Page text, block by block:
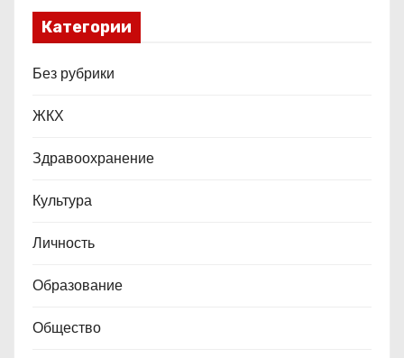
Категории
Без рубрики
ЖКХ
Здравоохранение
Культура
Личность
Образование
Общество